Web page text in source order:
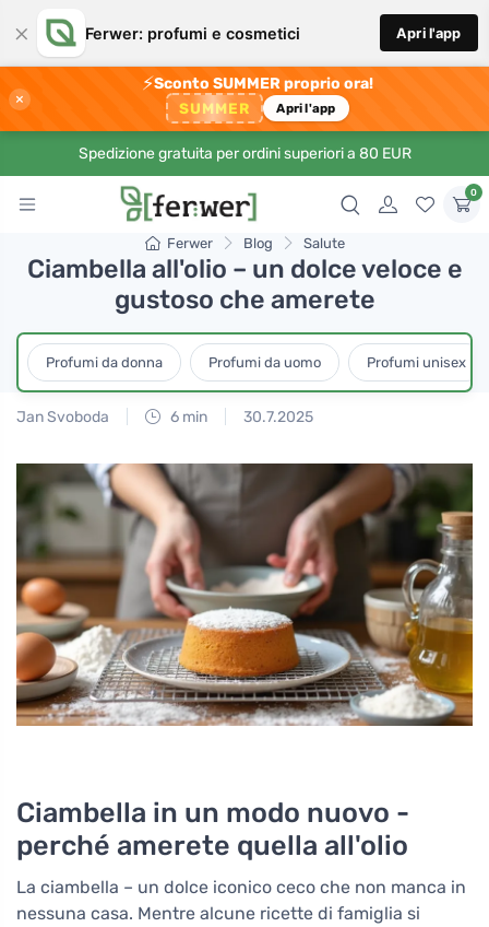
× Ferwer: profumi e cosmetici Apri l'app
×
⚡Sconto SUMMER proprio ora!
SUMMER Apri l'app
Spedizione gratuita per ordini superiori a 80 EUR
0
Ferwer Blog Salute
Ciambella all'olio – un dolce veloce e
gustoso che amerete
Profumi da donna Profumi da uomo Profumi unisex
Jan Svoboda 6 min 30.7.2025
Ciambella in un modo nuovo -
perché amerete quella all'olio
La ciambella – un dolce iconico ceco che non manca in
nessuna casa. Mentre alcune ricette di famiglia si